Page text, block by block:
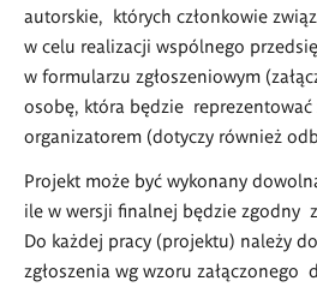
autorskie, których członkowie
w celu realizacji wspólnego
w formularzu zgłoszeniowym
osobę, która będzie reprezentować
organizatorem (dotyczy również
Projekt może być wykonany
ile w wersji finalnej będzie zgodny
Do każdej pracy (projektu) należy
zgłoszenia wg wzoru załączonego